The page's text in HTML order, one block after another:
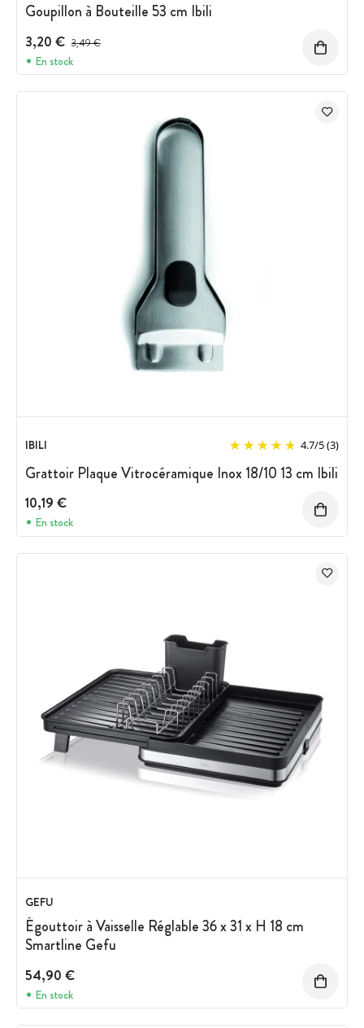
Goupillon à Bouteille 53 cm Ibili
3,20 € Prix avant réduction :
3,49 €
En stock
IBILI 4.7/5(3)
Grattoir Plaque Vitrocéramique Inox 18/10 13 cm Ibili
10,19 €
En stock
GEFU
Égouttoir à Vaisselle Réglable 36 x 31 x H 18 cm
Smartline Gefu
54,90 €
En stock